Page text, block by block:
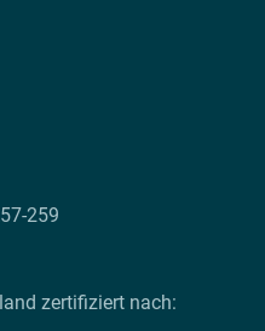
259
zertifiziert nach: